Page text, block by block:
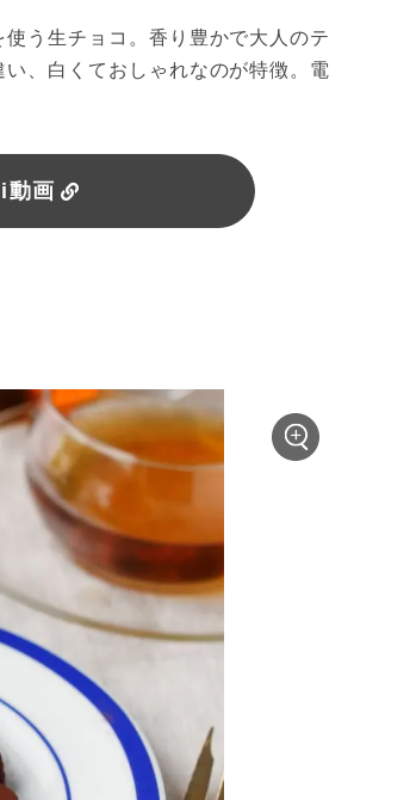
う生チョコ。香り豊かで大人のテ
、白くておしゃれなのが特徴。電
動画